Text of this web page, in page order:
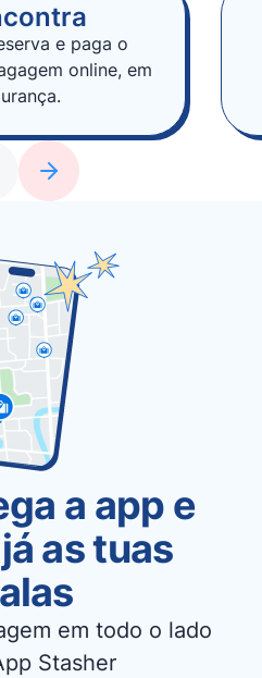
e paga o
online, em
a app e
as tuas
em todo o lado
Stasher